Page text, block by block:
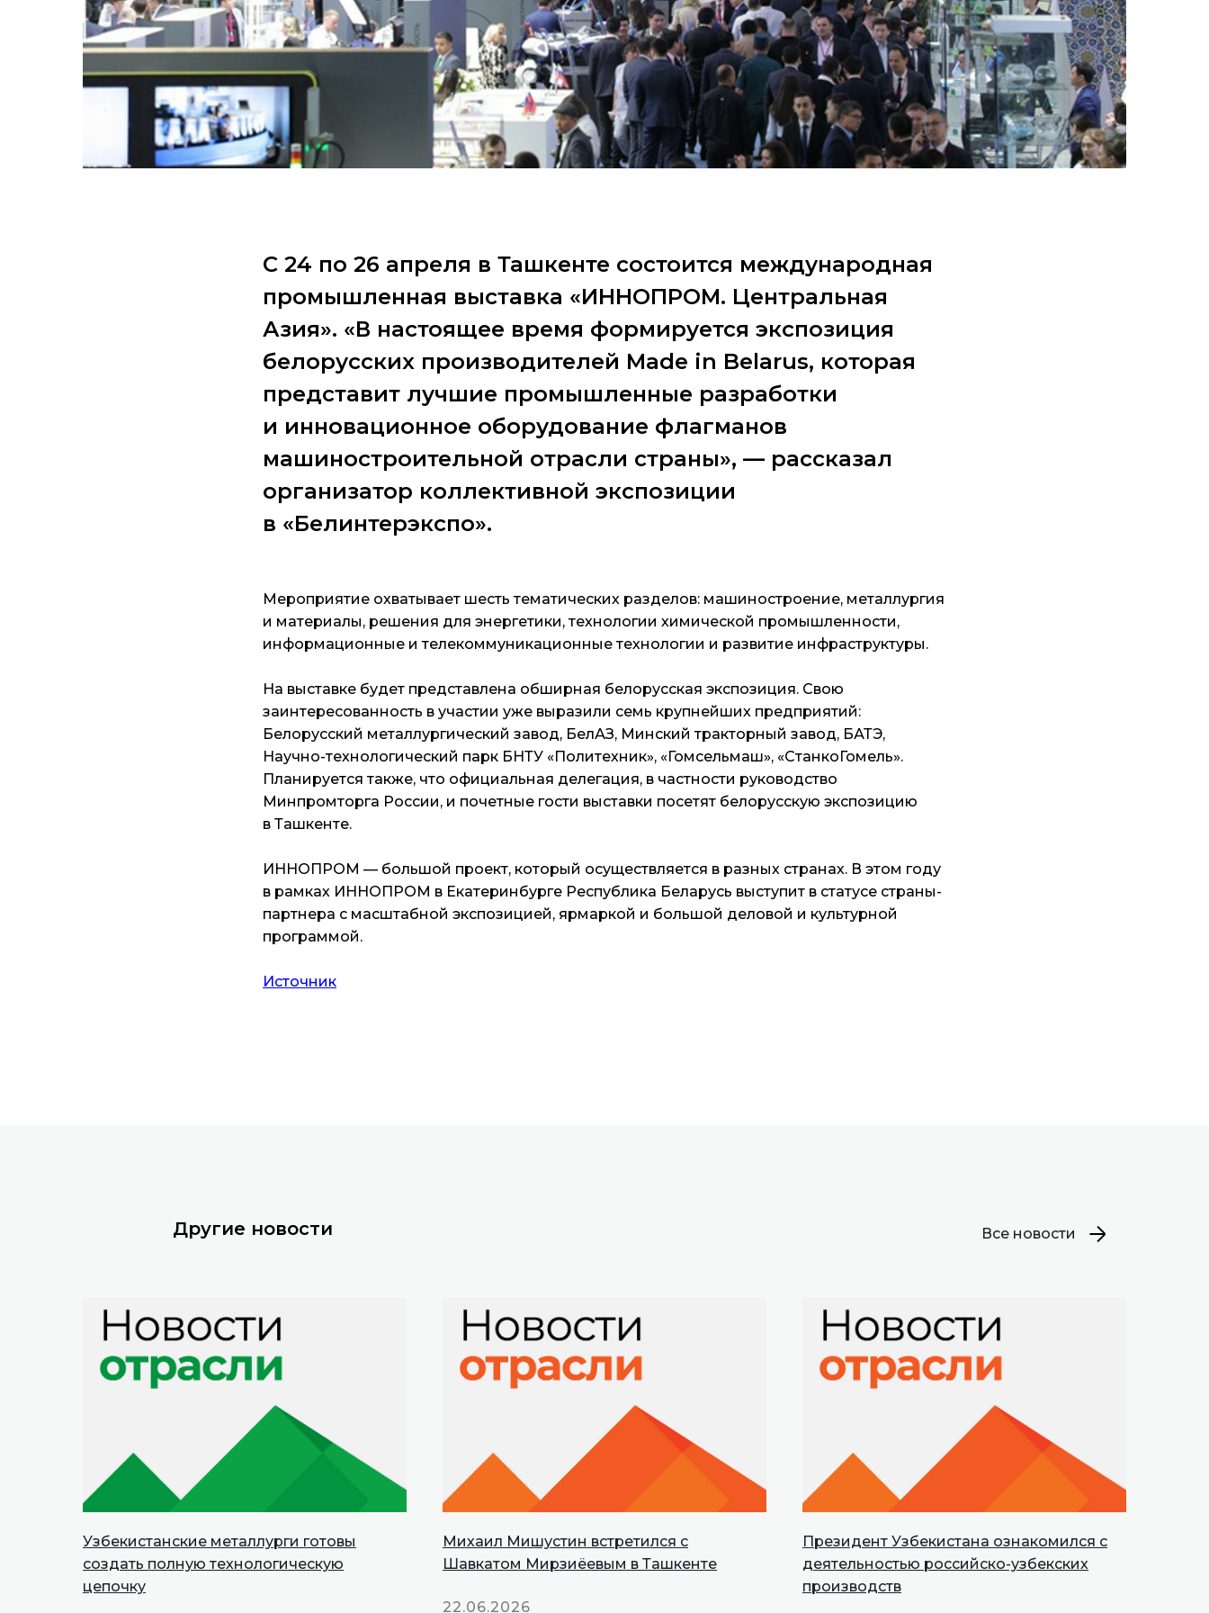
С 24 по 26 апреля в Ташкенте состоится международная
промышленная выставка «ИННОПРОМ. Центральная
Азия». «В настоящее время формируется экспозиция
белорусских производителей Made in Belarus, которая
представит лучшие промышленные разработки
и инновационное оборудование флагманов
машиностроительной отрасли страны», — рассказал
организатор коллективной экспозиции
в «Белинтерэкспо».
Мероприятие охватывает шесть тематических разделов: машиностроение, металлургия
и материалы, решения для энергетики, технологии химической промышленности,
информационные и телекоммуникационные технологии и развитие инфраструктуры.
На выставке будет представлена обширная белорусская экспозиция. Свою
заинтересованность в участии уже выразили семь крупнейших предприятий:
Белорусский металлургический завод, БелАЗ, Минский тракторный завод, БАТЭ,
Научно-технологический парк БНТУ «Политехник», «Гомсельмаш», «СтанкоГомель».
Планируется также, что официальная делегация, в частности руководство
Минпромторга России, и почетные гости выставки посетят белорусскую экспозицию
в Ташкенте.
ИННОПРОМ — большой проект, который осуществляется в разных странах. В этом году
в рамках ИННОПРОМ в Екатеринбурге Республика Беларусь выступит в статусе страны-
партнера с масштабной экспозицией, ярмаркой и большой деловой и культурной
программой.
Источник
Другие новости Все новости
Узбекистанские металлурги готовы
создать полную технологическую
цепочку
Михаил Мишустин встретился с
Шавкатом Мирзиёевым в Ташкенте
22.06.2026
Президент Узбекистана ознакомился с
деятельностью российско-узбекских
производств
INNOPROM
Talks